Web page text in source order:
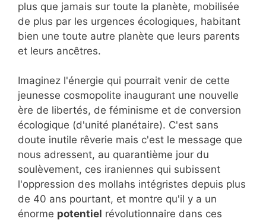
plus que jamais sur toute la planète, mobilisée
de plus par les urgences écologiques, habitant
bien une toute autre planète que leurs parents
et leurs ancêtres.
Imaginez l'énergie qui pourrait venir de cette
jeunesse cosmopolite inaugurant une nouvelle
ère de libertés, de féminisme et de conversion
écologique (d'unité planétaire). C'est sans
doute inutile rêverie mais c'est le message que
nous adressent, au quarantième jour du
soulèvement, ces iraniennes qui subissent
l'oppression des mollahs intégristes depuis plus
de 40 ans pourtant, et montre qu'il y a un
énorme potentiel révolutionnaire dans ces